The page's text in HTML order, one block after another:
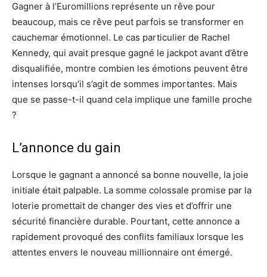
Gagner à l’Euromillions représente un rêve pour
beaucoup, mais ce rêve peut parfois se transformer en
cauchemar émotionnel. Le cas particulier de Rachel
Kennedy, qui avait presque gagné le jackpot avant d’être
disqualifiée, montre combien les émotions peuvent être
intenses lorsqu’il s’agit de sommes importantes. Mais
que se passe-t-il quand cela implique une famille proche
?
L’annonce du gain
Lorsque le gagnant a annoncé sa bonne nouvelle, la joie
initiale était palpable. La somme colossale promise par la
loterie promettait de changer des vies et d’offrir une
sécurité financière durable. Pourtant, cette annonce a
rapidement provoqué des conflits familiaux lorsque les
attentes envers le nouveau millionnaire ont émergé.